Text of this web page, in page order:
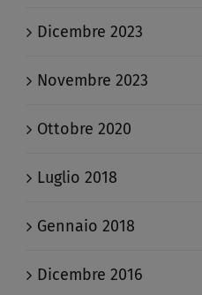
Dicembre 2023
Novembre 2023
Ottobre 2020
Luglio 2018
Gennaio 2018
Dicembre 2016